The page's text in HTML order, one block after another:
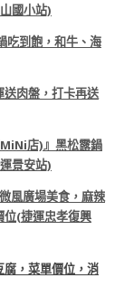
國小站)
吃到飽，和牛、海
肉盤，打卡再送
店)』黑松露鍋
景安站)
風廣場美食，麻辣
位(捷運忠孝復興
，菜單價位，消